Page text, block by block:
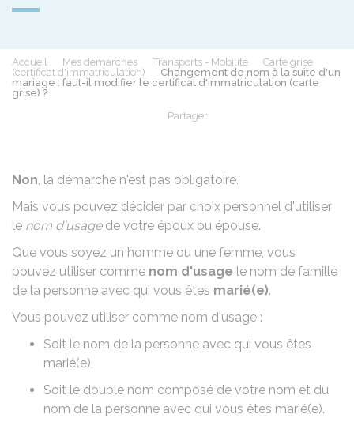
Accueil Mes démarches Transports - Mobilité
Carte grise
(certificat d'immatriculation)
Changement de nom à la suite d'un
mariage : faut-il modifier le certificat d'immatriculation (carte
grise) ?
Partager
Non, la démarche n'est pas obligatoire.
Mais vous pouvez décider par choix personnel d'utiliser
le nom d'usagede votre époux ou épouse.
Que vous soyez un homme ou une femme, vous
pouvez utiliser comme nom d'usage le nom de famille
de la personne avec qui vous êtes marié(e).
Vous pouvez utiliser comme nom d'usage :
Soit le nom de la personne avec qui vous êtes
marié(e),
Soit le double nom composé de votre nom et du
nom de la personne avec qui vous êtes marié(e).